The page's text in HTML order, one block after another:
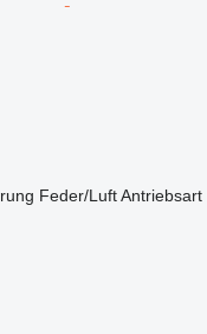
Feder/Luft Antriebsart